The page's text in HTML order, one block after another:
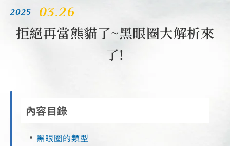
2025 03.26
拒絕再當熊貓了~黑眼圈大解析來
了!
內容目錄
黑眼圈的類型